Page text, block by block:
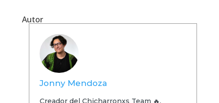
Autor
Jonny Mendoza
Creador del Chicharronxs Team 🔥.